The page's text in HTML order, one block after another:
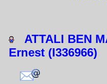
ATTALI BEN
Ernest (I336966)